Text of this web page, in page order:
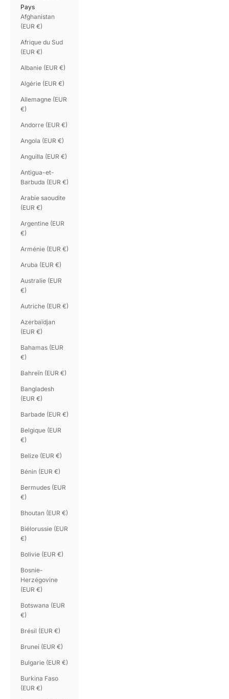
Pays
Afghanistan
(EUR €)
Afrique du Sud
(EUR €)
Albanie (EUR €)
Algérie (EUR €)
Allemagne (EUR
€)
Andorre (EUR €)
Angola (EUR €)
Anguilla (EUR €)
Antigua-et-
Barbuda (EUR €)
Arabie saoudite
(EUR €)
Argentine (EUR
€)
Arménie (EUR €)
Aruba (EUR €)
Australie (EUR
€)
Autriche (EUR €)
Azerbaïdjan
(EUR €)
Bahamas (EUR
€)
Bahreïn (EUR €)
Bangladesh
(EUR €)
Barbade (EUR €)
Belgique (EUR
€)
Belize (EUR €)
Bénin (EUR €)
Bermudes (EUR
€)
Bhoutan (EUR €)
Biélorussie (EUR
€)
Bolivie (EUR €)
Bosnie-
Herzégovine
(EUR €)
Botswana (EUR
€)
Brésil (EUR €)
Brunei (EUR €)
Bulgarie (EUR €)
Burkina Faso
(EUR €)